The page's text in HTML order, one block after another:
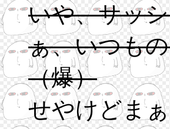
いや、サッ
ぁ、いつも
（爆）
せやけどま